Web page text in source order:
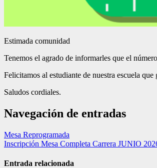
Estimada comunidad
Tenemos el agrado de informarles que el
Felicitamos al estudiante de nuestra escuela que
Saludos cordiales.
Navegación de entradas
Mesa Reprogramada
Inscripción Mesa Completa Carrera JUNIO
Entrada relacionada